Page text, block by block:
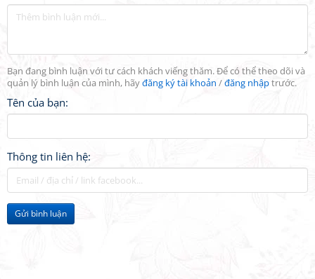
Bạn đang bình luận với tư cách khách viếng thăm. Để có thể theo dõi và
quản lý bình luận của mình, hãyđăng ký tài khoản /đăng nhậptrước.
Tên của bạn:
Thông tin liên hệ:
Gửi bình luận